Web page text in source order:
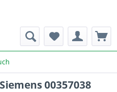
00357038